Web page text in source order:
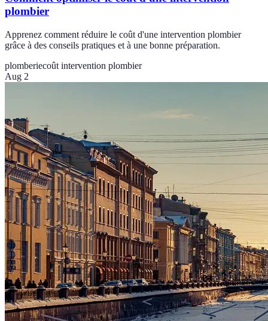
plombier
Apprenez comment réduire le coût d'une intervention plombier
grâce à des conseils pratiques et à une bonne préparation.
plomberiecoût intervention plombier
Aug 2